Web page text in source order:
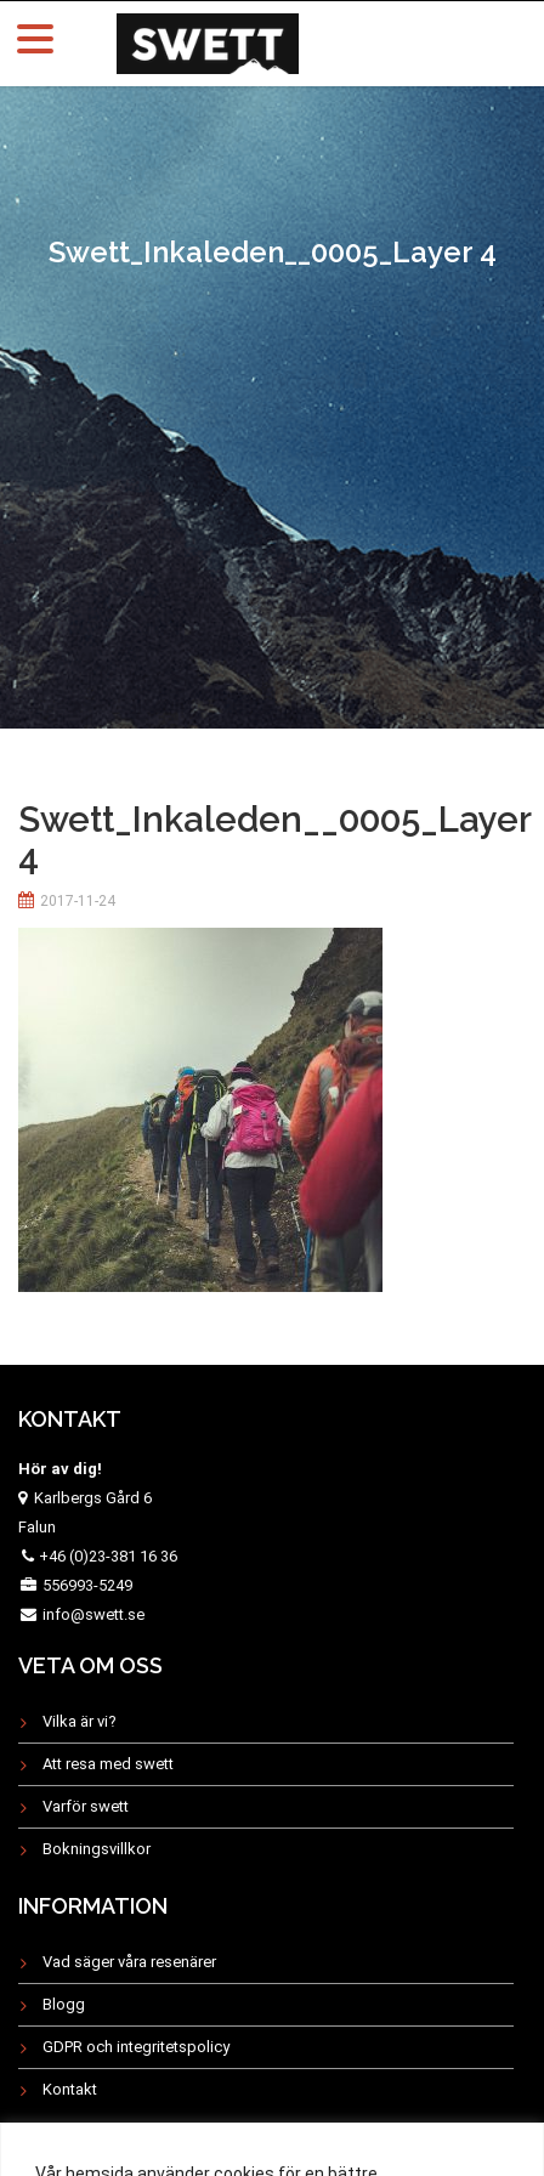
Swett_Inkaleden__0005_Layer 4
Swett_Inkaleden__0005_Layer
4
2017-11-24
KONTAKT
Hör av dig!
Karlbergs Gård 6
Falun
+46 (0)23-381 16 36
556993-5249
info@swett.se
VETA OM OSS
Vilka är vi?
Att resa med swett
Varför swett
Bokningsvillkor
INFORMATION
Vad säger våra resenärer
Blogg
GDPR och integritetspolicy
Kontakt